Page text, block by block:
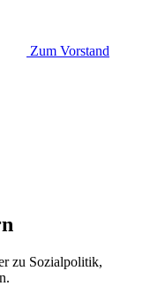
Zum Vorstand
zu Sozialpolitik,